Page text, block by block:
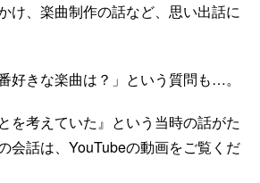
け、楽曲制作の話など、思い出話に
好きな楽曲は？」という質問も…。
を考えていた』という当時の話がた
会話は、YouTubeの動画をご覧くだ